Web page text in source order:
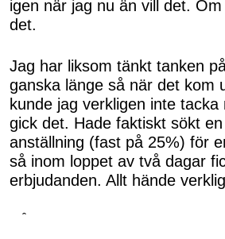
igen när jag nu än vill det.
det.
Jag har liksom tänkt tanken
ganska länge så när det kom
kunde jag verkligen inte
gick det. Hade faktiskt sökt
anställning (fast på 25%) för
så inom loppet av två dagar
erbjudanden. Allt hände